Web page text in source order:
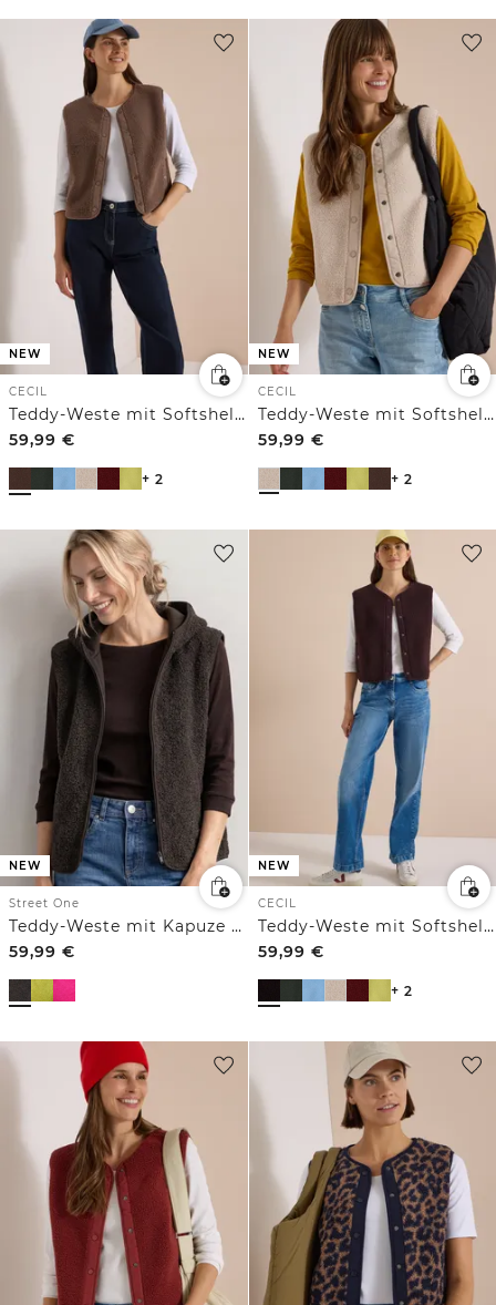
NEW
CECIL
Teddy-Weste mit Softshelldetails
59,99 €
+ 2
NEW
CECIL
Teddy-Weste mit Softshelldetails
59,99 €
+ 2
NEW
Street One
Teddy-Weste mit Kapuze und Zipper
59,99 €
NEW
CECIL
Teddy-Weste mit Softshelldetails
59,99 €
+ 2